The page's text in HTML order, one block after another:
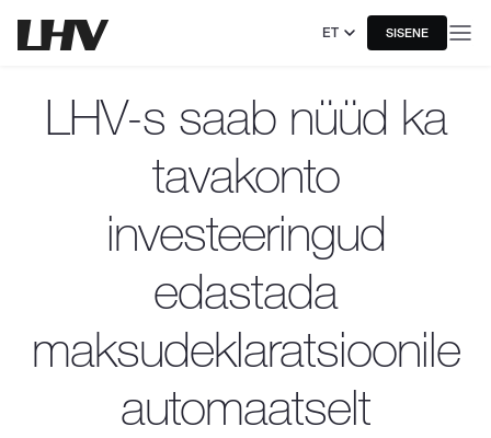
ET SISENE
LHV-s saab nüüd ka
tavakonto
investeeringud
edastada
maksudeklaratsioonile
automaatselt